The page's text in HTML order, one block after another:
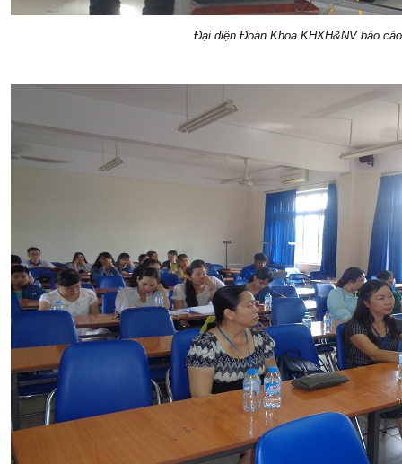
Đại diện Đoàn Khoa KHXH&NV báo